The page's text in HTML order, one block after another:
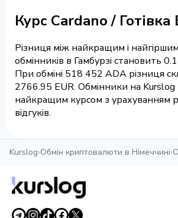
Курс Cardano / Готівка
Різниця між найкращим і
обмінників в Гамбурзі становить
При обміні 518 452 ADA різниця
2766.95 EUR. Обмінники на Kurslog
найкращим курсом з урахуванням
відгуків.
Kurslog›Обмін криптовалюти в Німеччині›